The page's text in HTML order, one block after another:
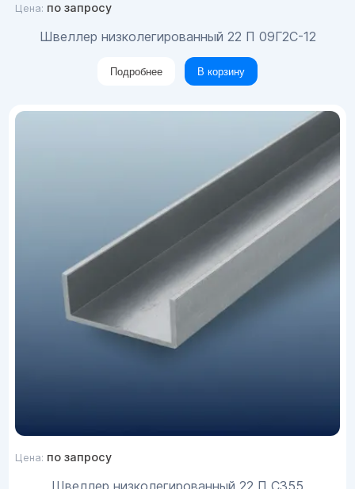
Цена: по запросу
Швеллер низколегированный 22 П 09Г2С-12
Подробнее В корзину
Цена: по запросу
Швеллер низколегированный 22 П С355